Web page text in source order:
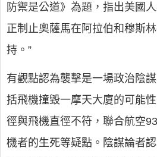
防禦是公道》為題，指出美國人
正制止奧薩馬在阿拉伯和穆斯
持。”
有觀點認為襲擊是一場政治陰
括飛機撞毀一摩天大廈的可能
徑與飛機直徑不符，聯合航空
機者的生死等疑點。陰謀論者